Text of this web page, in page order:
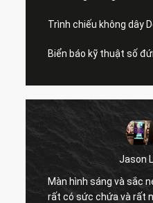
Trình chiếu không dây
Biển báo kỹ thuật số
Jason Lee
Màn hình sáng và sắc nét.
rất có sức chứa và rất nhanh